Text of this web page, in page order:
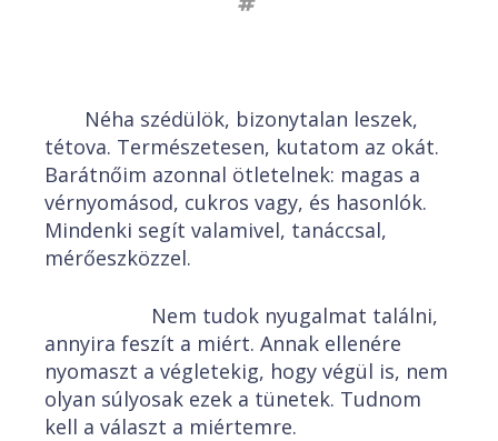
Néha szédülök, bizonytalan leszek,
tétova. Természetesen, kutatom az okát.
Barátnőim azonnal ötletelnek: magas a
vérnyomásod, cukros vagy, és hasonlók.
Mindenki segít valamivel, tanáccsal,
mérőeszközzel.
Nem tudok nyugalmat találni,
annyira feszít a miért. Annak ellenére
nyomaszt a végletekig, hogy végül is, nem
olyan súlyosak ezek a tünetek. Tudnom
kell a választ a miértemre.